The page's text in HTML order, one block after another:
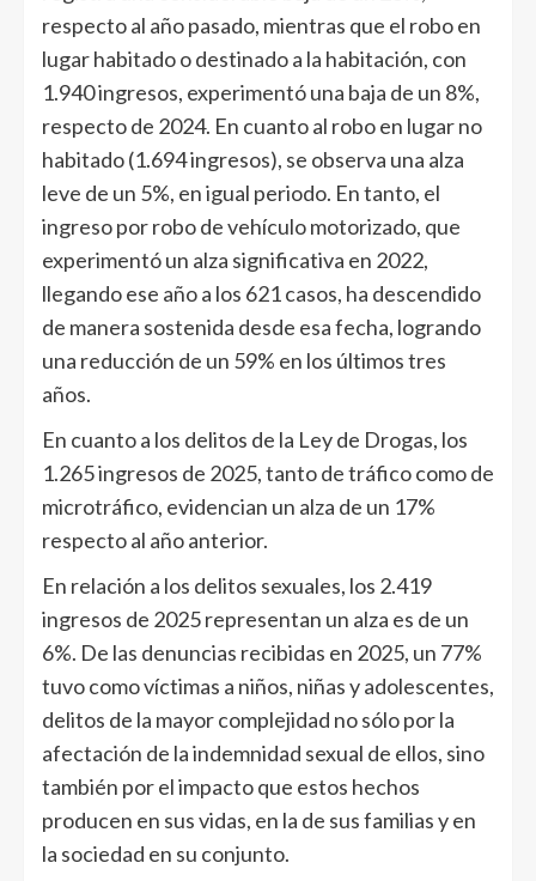
respecto al año pasado, mientras que el robo en
lugar habitado o destinado a la habitación, con
1.940 ingresos, experimentó una baja de un 8%,
respecto de 2024. En cuanto al robo en lugar no
habitado (1.694 ingresos), se observa una alza
leve de un 5%, en igual periodo. En tanto, el
ingreso por robo de vehículo motorizado, que
experimentó un alza significativa en 2022,
llegando ese año a los 621 casos, ha descendido
de manera sostenida desde esa fecha, logrando
una reducción de un 59% en los últimos tres
años.
En cuanto a los delitos de la Ley de Drogas, los
1.265 ingresos de 2025, tanto de tráfico como de
microtráfico, evidencian un alza de un 17%
respecto al año anterior.
En relación a los delitos sexuales, los 2.419
ingresos de 2025 representan un alza es de un
6%. De las denuncias recibidas en 2025, un 77%
tuvo como víctimas a niños, niñas y adolescentes,
delitos de la mayor complejidad no sólo por la
afectación de la indemnidad sexual de ellos, sino
también por el impacto que estos hechos
producen en sus vidas, en la de sus familias y en
la sociedad en su conjunto.